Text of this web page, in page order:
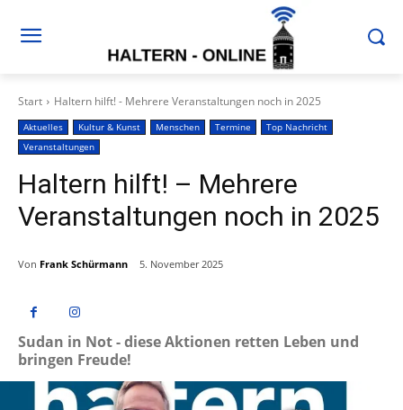
Start Haltern hilft! - Mehrere Veranstaltungen noch in 2025
Aktuelles Kultur & Kunst Menschen Termine
Top Nachricht
Veranstaltungen
Haltern hilft! – Mehrere
Veranstaltungen noch in 2025
Von Frank Schürmann 5. November 2025
Sudan in Not - diese Aktionen retten Leben und
bringen Freude!